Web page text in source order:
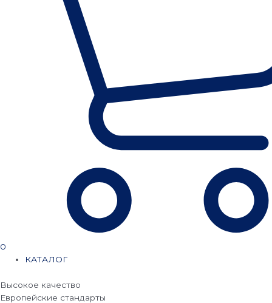
0
КАТАЛОГ
Высокое качество
Европейские стандарты